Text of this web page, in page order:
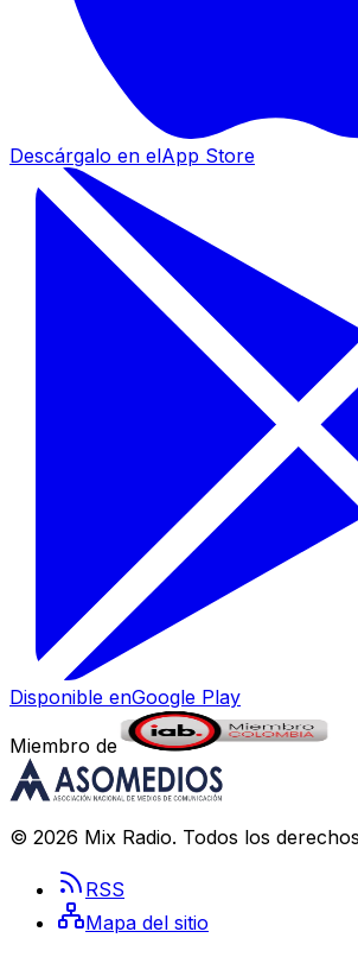
Descárgalo en elApp Store
Disponible enGoogle Play
Miembro de
© 2026 Mix Radio. Todos los
RSS
Mapa del sitio